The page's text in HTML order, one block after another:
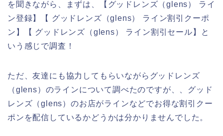
を聞きながら、まずは、【グッドレンズ（glens） ライ
ン登録】【 グッドレンズ（glens） ライン割引クーポ
ン】【 グッドレンズ（glens） ライン割引セール】と
いう感じで調査！
ただ、友達にも協力してもらいながらグッドレンズ
（glens）のラインについて調べたのですが、、グッド
レンズ（glens）のお店がラインなどでお得な割引クー
ポンを配信しているかどうかは分かりませんでした。